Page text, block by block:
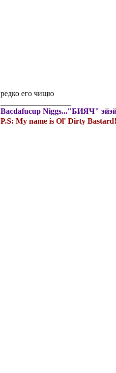
редко его чищю
Bacdafucup Niggs..."БИЯЧ"
P.S: My name is Ol' Dirty Bastard